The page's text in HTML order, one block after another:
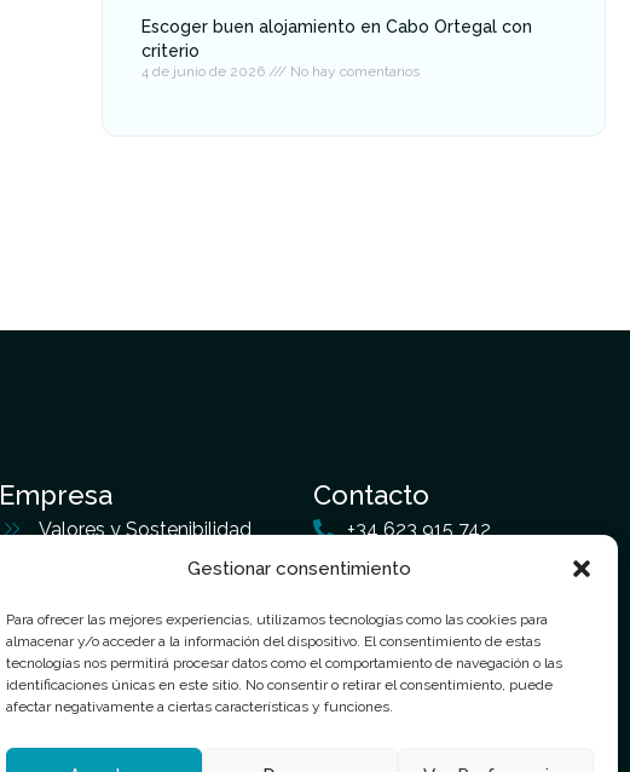
Gestionar consentimiento
Para ofrecer las mejores experiencias, utilizamos tecnologías como las cookies para
almacenar y/o acceder a la información del dispositivo. El consentimiento de estas
tecnologías nos permitirá procesar datos como el comportamiento de navegación o las
identificaciones únicas en este sitio. No consentir o retirar el consentimiento, puede
afectar negativamente a ciertas características y funciones.
Escoger buen alojamiento en Cabo Ortegal con
criterio
4 de junio de 2026 No hay comentarios
Empresa
Valores y Sostenibilidad
Blog
Contacto
Contacto
+34 623 915 742
airtegal@airtegal.com
Avenida Zumalacarregui
26, Cedeira
I
n
s
F
a
c